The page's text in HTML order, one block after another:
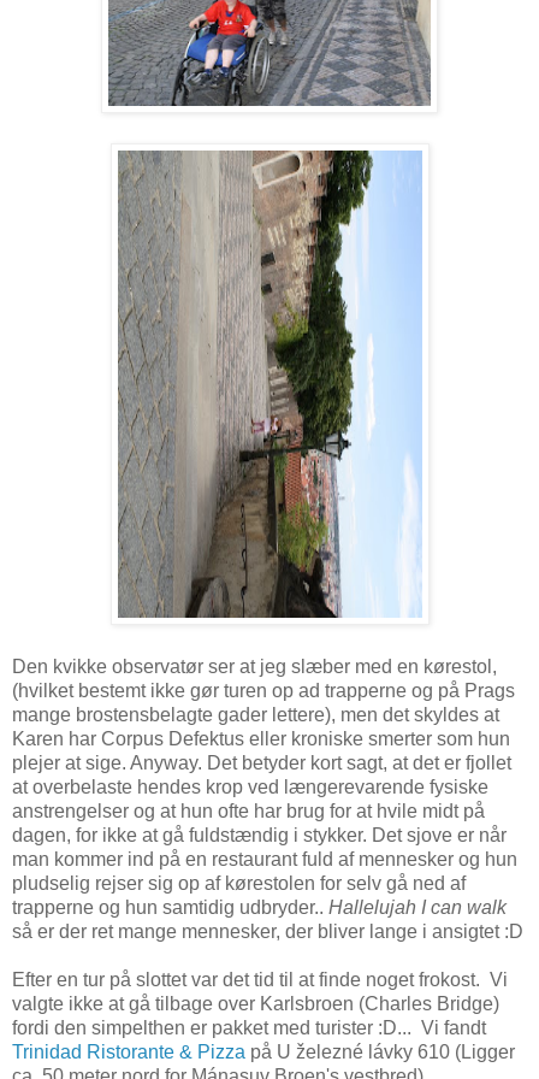
Den kvikke observatør ser at jeg slæber med en kørestol,
(hvilket bestemt ikke gør turen op ad trapperne og på Prags
mange brostensbelagte gader lettere), men det skyldes at
Karen har Corpus Defektus eller kroniske smerter som hun
plejer at sige. Anyway. Det betyder kort sagt, at det er fjollet
at overbelaste hendes krop ved længerevarende fysiske
anstrengelser og at hun ofte har brug for at hvile midt på
dagen, for ikke at gå fuldstændig i stykker. Det sjove er når
man kommer ind på en restaurant fuld af mennesker og hun
pludselig rejser sig op af kørestolen for selv gå ned af
trapperne og hun samtidig udbryder.. Hallelujah I can walk
så er der ret mange mennesker, der bliver lange i ansigtet :D
Efter en tur på slottet var det tid til at finde noget frokost. Vi
valgte ikke at gå tilbage over Karlsbroen (Charles Bridge)
fordi den simpelthen er pakket med turister :D... Vi fandt
Trinidad Ristorante & Pizza på U železné lávky 610 (Ligger